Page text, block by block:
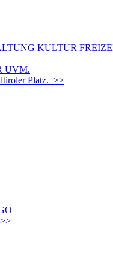
KULTUR
UVM.
Platz. >>